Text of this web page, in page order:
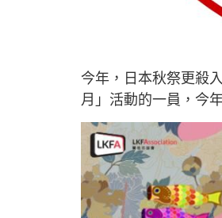
今年，日本秋祭更殺
月」活動的一員，今